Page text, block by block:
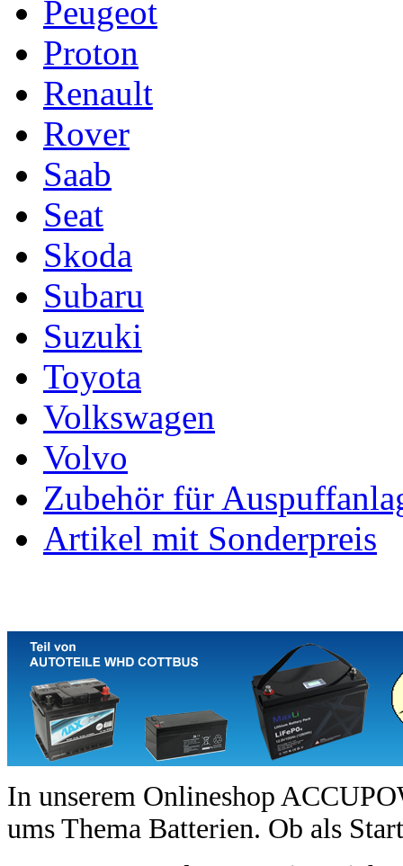
Peugeot
Proton
Renault
Rover
Saab
Seat
Skoda
Subaru
Suzuki
Toyota
Volkswagen
Volvo
Zubehör für
Artikel mit Sonderpreis
In unserem Onlineshop
ums Thema Batterien. Ob als